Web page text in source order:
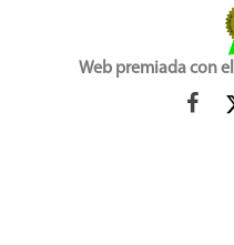
Web premiada con